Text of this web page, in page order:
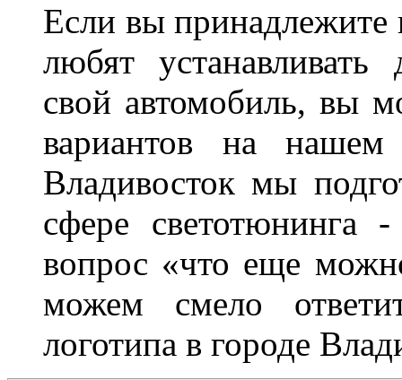
Если вы принадлежите
любят устанавливать
свой автомобиль, вы
вариантов на
Владивосток мы
сфере светотюнинга
вопрос «что еще
можем смело
логотипа в городе